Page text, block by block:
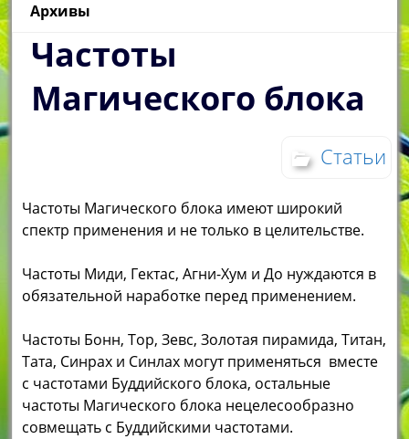
Архивы
Частоты
Магического блока
Статьи
Частоты Магического блока имеют широкий
спектр применения и не только в целительстве.
Частоты Миди, Гектас, Агни-Хум и До нуждаются в
обязательной наработке перед применением.
Частоты Бонн, Тор, Зевс, Золотая пирамида, Титан,
Тата, Синрах и Синлах могут применяться вместе
с частотами Буддийского блока, остальные
частоты Магического блока нецелесообразно
совмещать с Буддийскими частотами.